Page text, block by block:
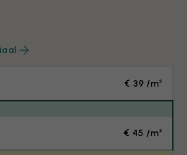
€ 39 /m²
€ 45 /m²